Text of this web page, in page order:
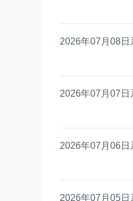
2026年07月08
2026年07月07
2026年07月06
2026年07月05